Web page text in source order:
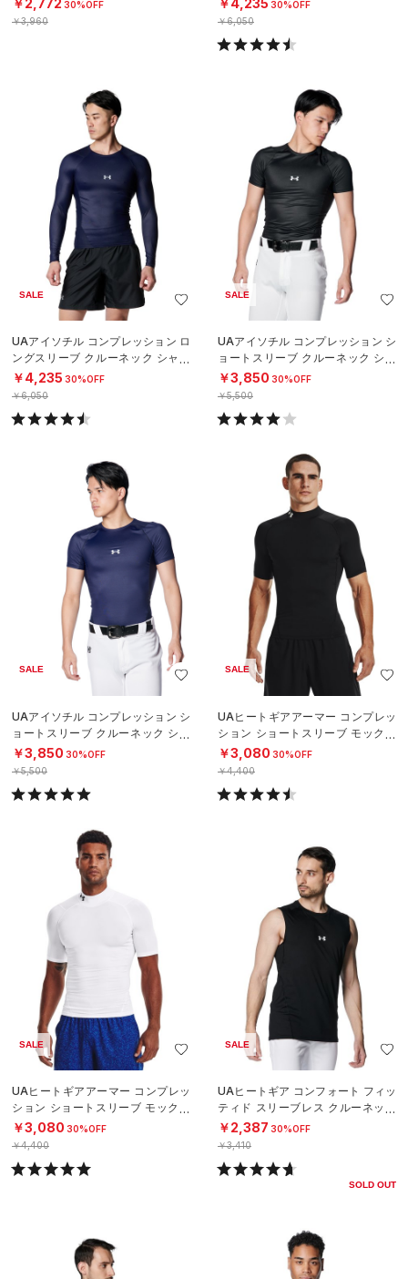
30%OFF
￥3,960
30%OFF
￥6,050
SALE
UAアイソチル コンプレッション ロ
ングスリーブ クルーネック シャツ
（ベースボール/MEN）
￥4,235 30%OFF
￥6,050
SALE
UAアイソチル コンプレッション シ
ョートスリーブ クルーネック シャ
ツ（ベースボール/MEN）
￥3,850 30%OFF
￥5,500
SALE
UAアイソチル コンプレッション シ
ョートスリーブ クルーネック シャ
ツ（ベースボール/MEN）
￥3,850 30%OFF
￥5,500
SALE
UAヒートギアアーマー コンプレッ
ション ショートスリーブ モックネ
ック シャツ（トレーニング/MEN）
￥3,080 30%OFF
￥4,400
SALE
UAヒートギアアーマー コンプレッ
ション ショートスリーブ モックネ
ック シャツ（トレーニング/MEN）
￥3,080 30%OFF
￥4,400
SALE
UAヒートギア コンフォート フィッ
ティド スリーブレス クルーネック
シャツ（ベースボール/MEN）
￥2,387 30%OFF
￥3,410
SOLD OUT